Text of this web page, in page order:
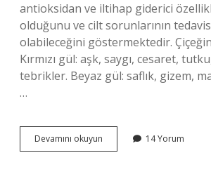
antioksidan ve iltihap giderici
olduğunu ve cilt sorunlarının
olabileceğini göstermektedir.
Kırmızı gül: aşk, saygı, cesaret,
tebrikler. Beyaz gül: saflık, gizem,
…
Devamını okuyun
Çiçeği
14 Yorum